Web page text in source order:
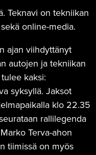
Teknavi on tekniikan
online-media.
ajan viihdyttänyt
autojen ja tekniikan
kaksi:
syksyllä. Jaksot
klo 22.35
rallilegenda
Terva-ahon
tiimissä on myös